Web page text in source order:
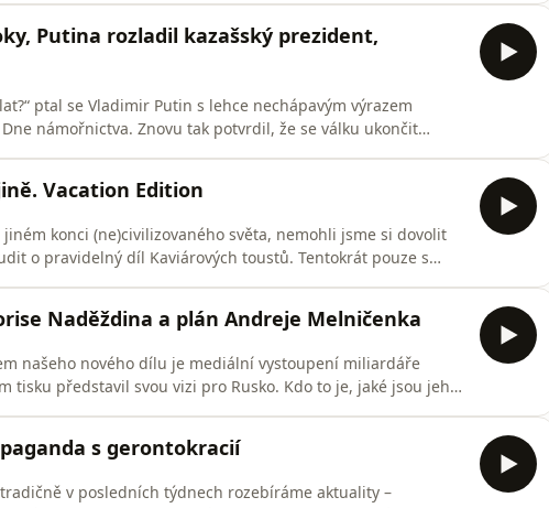
Putina rozladil kazašský prezident,
ptal se Vladimir Putin s lehce nechápavým výrazem
námořnictva. Znovu tak potvrdil, že se válku ukončit
Vacation Edition
konci (ne)civilizovaného světa, nemohli jsme si dovolit
o pravidelný díl Kaviárových toustů. Tentokrát pouze s
Naděždina a plán Andreje Melničenka
našeho nového dílu je mediální vystoupení miliardáře
tisku představil svou vizi pro Rusko. Kdo to je, jaké jsou jeho
s gerontokracií
v posledních týdnech rozebíráme aktuality –